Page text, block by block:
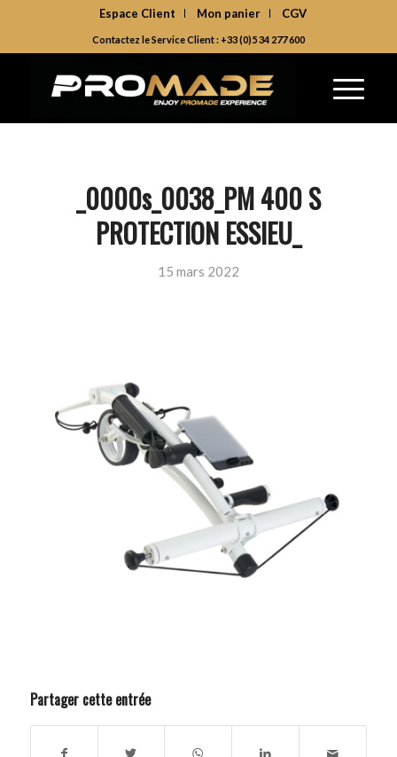
Espace Client Mon panier CGV
Contactez le Service Client : +33 (0)5 34 277 600
_0000s_0038_PM 400 S
PROTECTION ESSIEU_
15 mars 2022
Partager cette entrée